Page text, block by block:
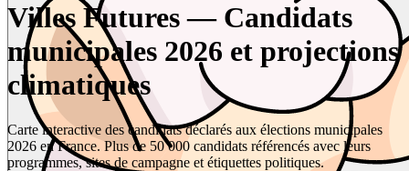
Villes Futures — Candidats
municipales 2026 et projections
climatiques
Carte interactive des candidats déclarés aux élections municipales
2026 en France. Plus de 50 000 candidats référencés avec leurs
programmes, sites de campagne et étiquettes politiques.